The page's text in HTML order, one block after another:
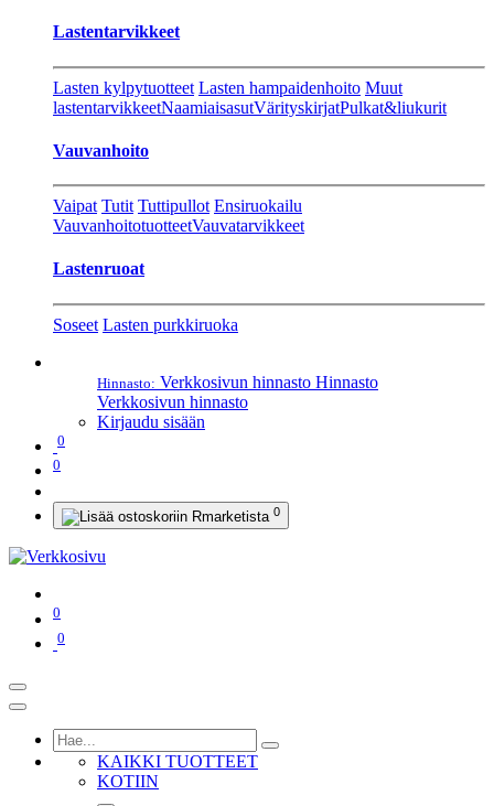
Lastentarvikkeet
Lasten kylpytuotteet Lasten hampaidenhoito Muut
lastentarvikkeetNaamiaisasutVärityskirjatPulkat&liukurit
Vauvanhoito
Vaipat Tutit Tuttipullot Ensiruokailu
VauvanhoitotuotteetVauvatarvikkeet
Lastenruoat
Soseet Lasten purkkiruoka
Hinnasto: Verkkosivun hinnasto Hinnasto
Verkkosivun hinnasto
Kirjaudu sisään
0
0
0
0
0
KAIKKI TUOTTEET
KOTIIN